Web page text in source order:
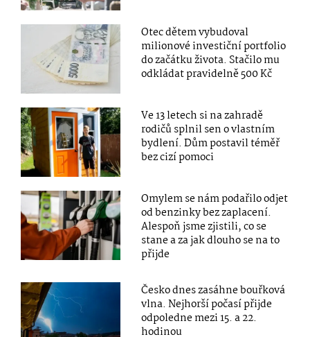
Otec dětem vybudoval
milionové investiční portfolio
do začátku života. Stačilo mu
odkládat pravidelně 500 Kč
Ve 13 letech si na zahradě
rodičů splnil sen o vlastním
bydlení. Dům postavil téměř
bez cizí pomoci
Omylem se nám podařilo odjet
od benzinky bez zaplacení.
Alespoň jsme zjistili, co se
stane a za jak dlouho se na to
přijde
Česko dnes zasáhne bouřková
vlna. Nejhorší počasí přijde
odpoledne mezi 15. a 22.
hodinou